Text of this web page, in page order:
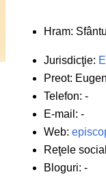
Hram:
Jurisdicţie:
Preot:
Telefon: -
E-mail: -
Web:
Reţele
Bloguri: -